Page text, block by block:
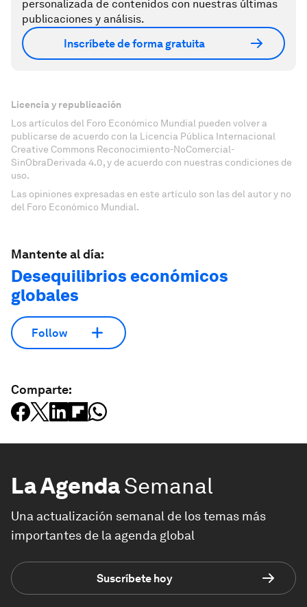
personalizada de contenidos con nuestras últimas
publicaciones y análisis.
Inscríbete de forma gratuita
Licencia y republicación
Los artículos del Foro Económico Mundial pueden volver a
publicarse de acuerdo con la Licencia Pública Internacional
Creative Commons Reconocimiento-NoComercial-
SinObraDerivada 4.0, y de acuerdo con nuestras condiciones de
uso.
Las opiniones expresadas en este artículo son las del autor y no
del Foro Económico Mundial.
Mantente al día:
Desequilibrios económicos
globales
Follow
Comparte:
La AgendaSemanal
Una actualización semanal de los temas más
importantes de la agenda global
Suscríbete hoy